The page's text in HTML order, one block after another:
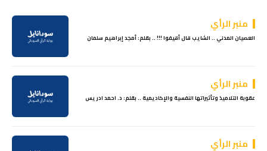
منبر الرأي
العصيان المدني .. الشايب قال أقيفوا !!! .. بقلم: أمجد إبراهيم سلمان
منبر الرأي
عقوبة التلاميذ وتأثيراتها النفسية والإكاديمية .. بقلم: د. احمد ادريس
منبر الرأي